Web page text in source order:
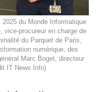
du Monde Informatique
vice-procureur en charge de
du Parquet de Paris,
numérique, des
Marc Boget, directeur
IT News Info)